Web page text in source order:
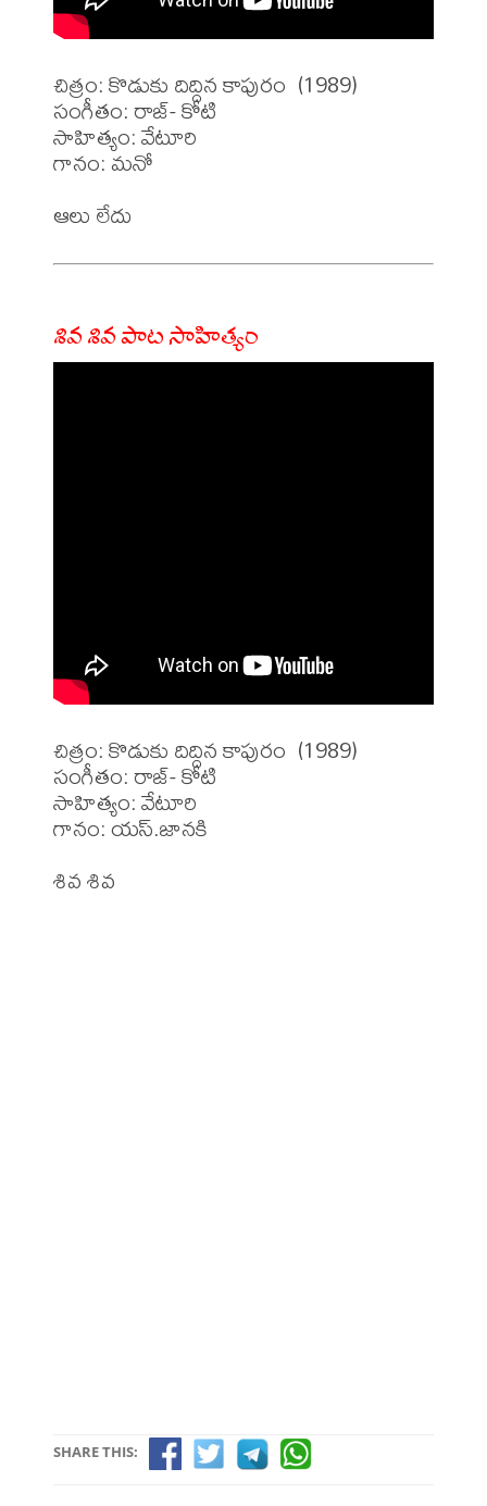
చిత్రం: కొడుకు దిద్దిన కాపురం  (1989)
సంగీతం: రాజ్- కోటి
సాహిత్యం: వేటూరి
గానం: మనో
శివ శివ పాట సాహిత్యం
చిత్రం: కొడుకు దిద్దిన కాపురం  (1989)
సంగీతం: రాజ్- కోటి
సాహిత్యం: వేటూరి
గానం: యస్.జానకి
శివ శివ
SHARE THIS: